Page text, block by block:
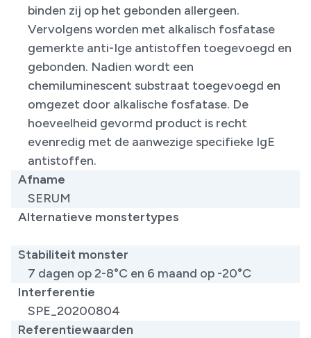
binden zij op het gebonden allergeen.
Vervolgens worden met alkalisch fosfatase
gemerkte anti-Ige antistoffen toegevoegd en
gebonden. Nadien wordt een
chemiluminescent substraat toegevoegd en
omgezet door alkalische fosfatase. De
hoeveelheid gevormd product is recht
evenredig met de aanwezige specifieke IgE
antistoffen.
Afname
SERUM
Alternatieve monstertypes
Stabiliteit monster
7 dagen op 2-8°C en 6 maand op -20°C
Interferentie
SPE_20200804
Referentiewaarden